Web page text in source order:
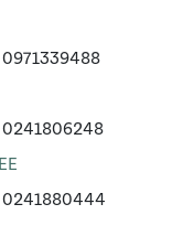
0971339488
0241806248
0241880444